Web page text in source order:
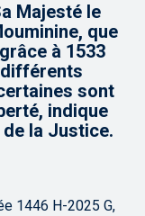
Majesté le
que
à 1533
sont
indique
la Justice.
1446 H-2025 G,